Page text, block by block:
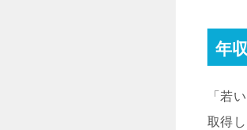
年
「若
取得